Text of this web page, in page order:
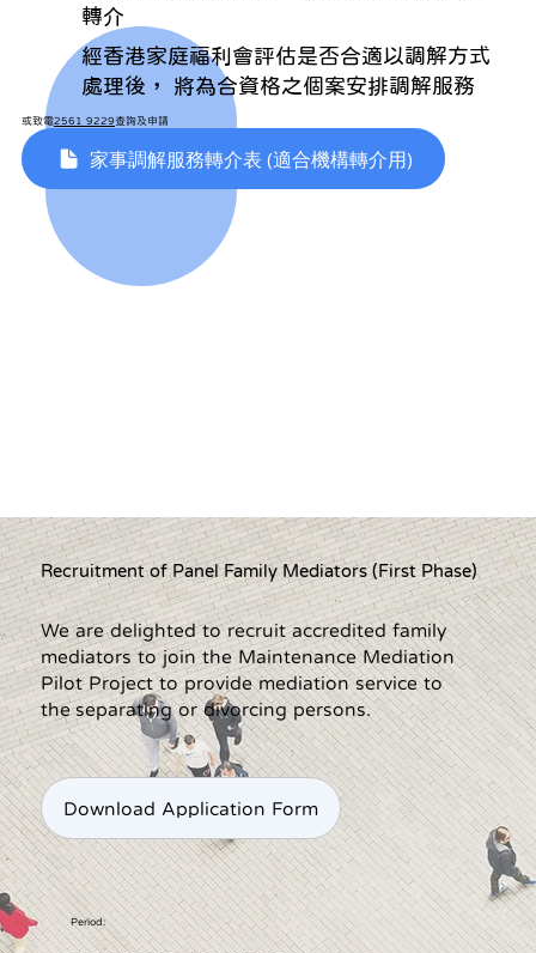
轉介
經香港家庭福利會評估是否合適以調解方式
處理後， 將為合資格之個案安排調解服務
家事調解服務轉介表 (適合機構轉介用)
或致電2561 9229查詢及申請
Recruitment of Panel Family Mediators (First Phase)
We are delighted to recruit accredited family
mediators to join the Maintenance Mediation
Pilot Project to provide mediation service to
the separating or divorcing persons.
Download Application Form
Period: